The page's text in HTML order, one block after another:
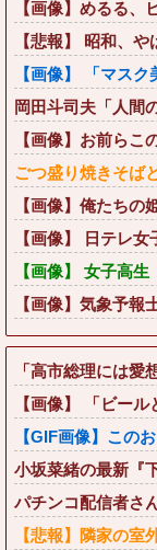
【画像】めるる、
【悲報】 昭和、
【画像】 「マス
岡田斗司夫「人間
【画像】お前ら
ごつ盛り焼きそば
【画像】俺たち
【画像】 日テレ
【画像】 女子高
【画像】気象予報
「高市総理には愛
【画像】 「ビー
【GIF画像】この
小坂菜緒の最新『
パチンコ配信者さ
【悲報】隣家の